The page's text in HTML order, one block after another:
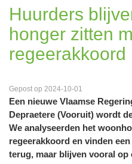
Huurders
honger zitten
regeerakkoord
Gepost op 2024-10-01
Een nieuwe Vlaamse
Depraetere (Vooruit) wordt
We analyseerden het
regeerakkoord en vinden
terug, maar blijven vooral op